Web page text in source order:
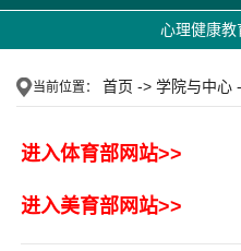
心理健康教
当前位置： 首页 -> 学院与中心
进入体育部网站>>
进入美育部网站>>